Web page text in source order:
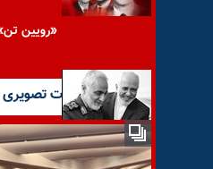
«رویین
دو روی
آخرین گزارشات تصویری